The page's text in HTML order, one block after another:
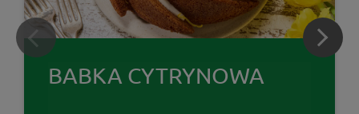
BABKA CYTRYNOWA